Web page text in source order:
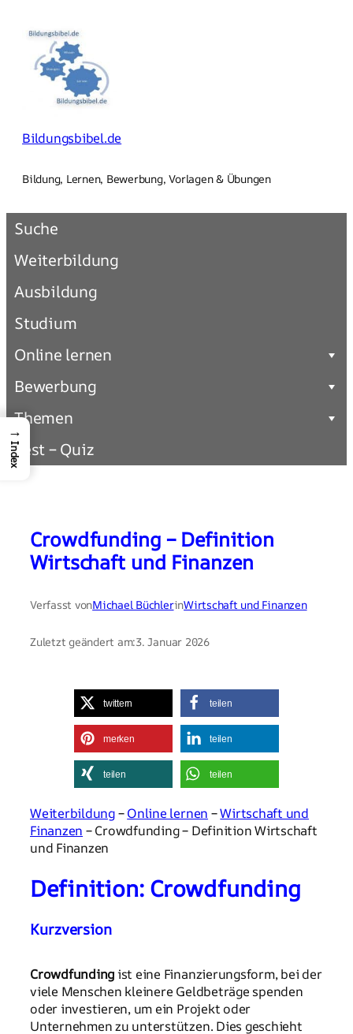
Inhalt
springen
Bildungsbibel.de
Bildung, Lernen, Bewerbung, Vorlagen & Übungen
Suche
Weiterbildung
Ausbildung
Studium
Online lernen
Bewerbung
Themen
Test – Quiz
Crowdfunding – Definition
Wirtschaft und Finanzen
Verfasst vonMichael BüchlerinWirtschaft und Finanzen
Zuletzt geändert am:3. Januar 2026
twittern teilen
merken teilen
teilen teilen
Weiterbildung–Online lernen –Wirtschaft und
Finanzen – Crowdfunding – Definition Wirtschaft
und Finanzen
Definition: Crowdfunding
Kurzversion
Crowdfundingist eine Finanzierungsform, bei der
viele Menschen kleinere Geldbeträge spenden
oder investieren, um ein Projekt oder
Unternehmen zu unterstützen. Dies geschieht
→
Index